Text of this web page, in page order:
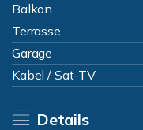
Balkon
Terrasse
Garage
Kabel / Sat-TV
Details